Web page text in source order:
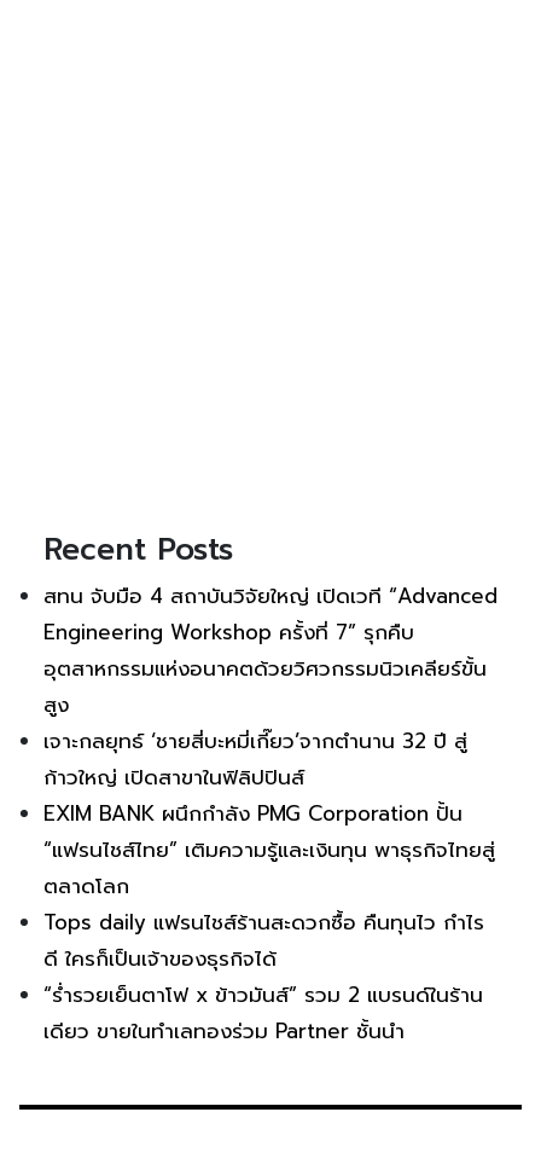
Recent Posts
สทน จับมือ 4 สถาบันวิจัยใหญ่ เปิดเวที “Advanced
Engineering Workshop ครั้งที่ 7” รุกคืบ
อุตสาหกรรมแห่งอนาคตด้วยวิศวกรรมนิวเคลียร์ขั้น
สูง
เจาะกลยุทธ์ ‘ชายสี่บะหมี่เกี๊ยว’จากตำนาน 32 ปี สู่
ก้าวใหญ่ เปิดสาขาในฟิลิปปินส์
EXIM BANK ผนึกกำลัง PMG Corporation ปั้น
“แฟรนไชส์ไทย” เติมความรู้และเงินทุน พาธุรกิจไทยสู่
ตลาดโลก
Tops daily แฟรนไชส์ร้านสะดวกซื้อ คืนทุนไว กำไร
ดี ใครก็เป็นเจ้าของธุรกิจได้
“ร่ำรวยเย็นตาโฟ x ข้าวมันส์” รวม 2 แบรนด์ในร้าน
เดียว ขายในทำเลทองร่วม Partner ชั้นนำ